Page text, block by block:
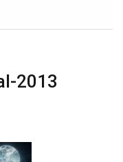
2013